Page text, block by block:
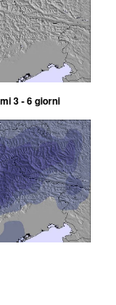
3 - 6 giorni